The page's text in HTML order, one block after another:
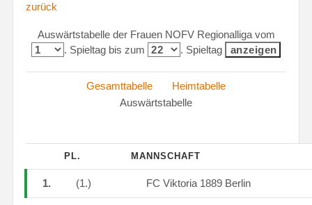
zurück
Auswärtstabelle der Frauen NOFV Regionalliga vom
. Spieltag bis zum
. Spieltag
Gesamttabelle
Heimtabelle
Auswärtstabelle
PL. MANNSCHAFT
1. (1.) FC Viktoria 1889 Berlin